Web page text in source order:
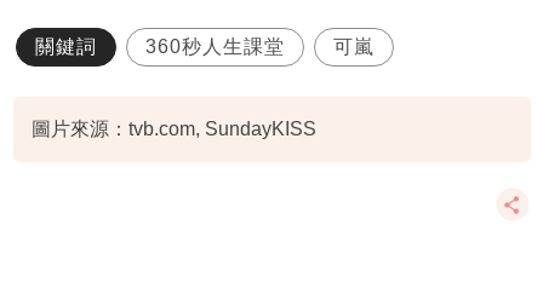
關鍵詞 360秒人生課堂 可嵐
圖片來源：tvb.com, SundayKISS